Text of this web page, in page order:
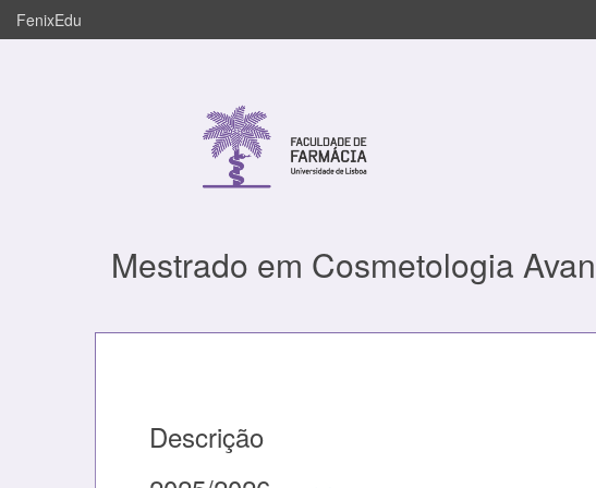
FenixEdu
Mestrado em Cosmetologia
Descrição